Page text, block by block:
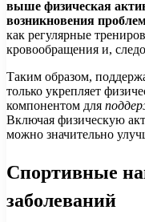
выше физическая
возникновения
как регулярные
кровообращения и,
Таким образом,
только укрепляет
компонентом для
Включая физическую
можно значительно
Спортивные
заболеваний